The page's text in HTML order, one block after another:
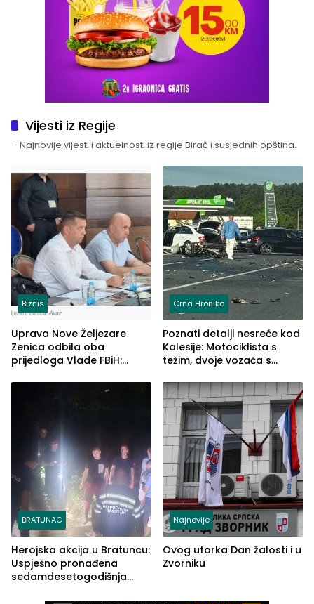
Vijesti iz Regije
– Najnovije vijesti i aktuelnosti iz regije Birač i susjednih opština.
Biznis
Uprava Nove Željezare
Zenica odbila oba
prijedloga Vlade FBiH:
rješenje
Crna Hronika
Poznati detalji nesreće kod
Kalesije: Motociklista s
težim, dvoje vozača s
BRATUNAC
Herojska akcija u Bratuncu:
Uspješno pronađena
sedamdesetogodišnja
Najnovije
Ovog utorka Dan žalosti i u
Zvorniku